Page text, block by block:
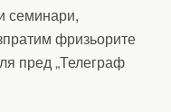
семинари,
фризьорите
пред „Телеграф